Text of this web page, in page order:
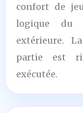
confort de
logique du
extérieure.
partie est
exécutée.